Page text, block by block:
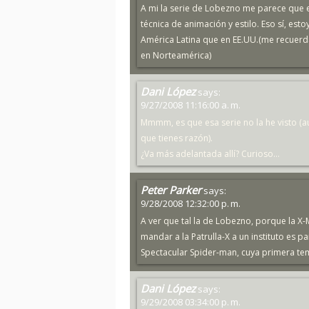
A mi la serie de Lobezno me parece que
técnica de animación y estilo. Eso sí,
América Latina que en EE.UU.(me
en Norteamérica)
Dani López says:
9/27/2008 11:16:00 a. m.
Mmmm, es que esa serie no la he visto
que tienes razón).
¿Va más adelantada allí? Curioso...
Peter Parker says:
9/28/2008 12:32:00 p. m.
A ver que tal la de Lobezno, porque la
mandar a la Patrulla-X a un instituto es
Spectacular Spider-man, cuya primera
Dani López says:
9/29/2008 03:34:00 p. m.